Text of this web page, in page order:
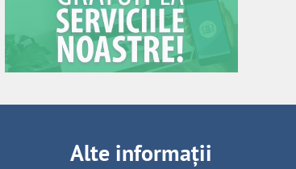
Alte informații